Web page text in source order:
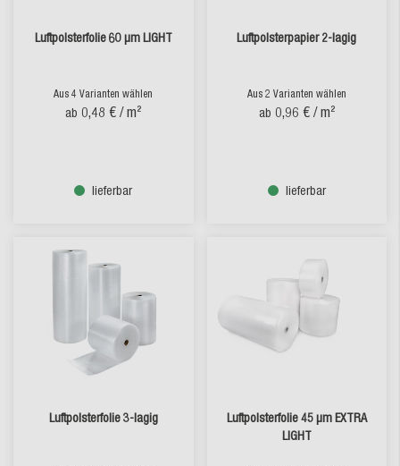
Luftpolsterfolie 60 µm LIGHT
Aus 4 Varianten wählen
ab 0,48 € / m²
lieferbar
Luftpolsterpapier 2-lagig
Aus 2 Varianten wählen
ab 0,96 € / m²
lieferbar
Luftpolsterfolie 3-lagig
Luftpolsterfolie 45 µm EXTRA
LIGHT